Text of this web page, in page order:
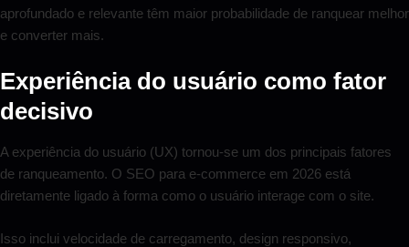
aprofundado e relevante têm maior probabilidade de ranquear melhor
e converter mais.
Experiência do usuário como fator
decisivo
A experiência do usuário (UX) tornou-se um dos principais fatores
de ranqueamento. O SEO para e-commerce em 2026 está
diretamente ligado à forma como o usuário interage com o site.
Isso inclui velocidade de carregamento, design responsivo,